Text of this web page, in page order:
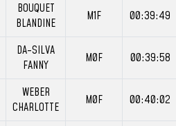
BOUQUET
BLANDINE
M1F 00:39:49
DA-SILVA
FANNY
M0F 00:39:58
WEBER
CHARLOTTE
M0F 00:40:02